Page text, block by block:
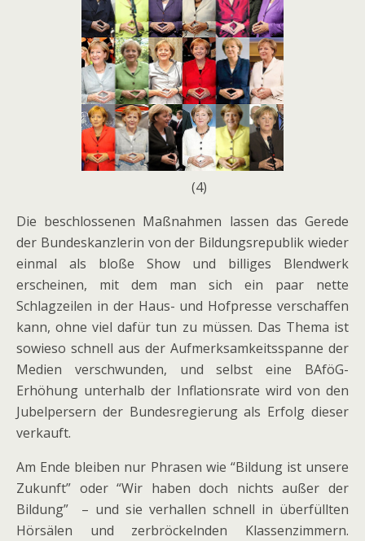
(4)
Die beschlossenen Maßnahmen lassen das Gerede
der Bundeskanzlerin von der Bildungsrepublik wieder
einmal als bloße Show und billiges Blendwerk
erscheinen, mit dem man sich ein paar nette
Schlagzeilen in der Haus- und Hofpresse verschaffen
kann, ohne viel dafür tun zu müssen. Das Thema ist
sowieso schnell aus der Aufmerksamkeitsspanne der
Medien verschwunden, und selbst eine BAföG-
Erhöhung unterhalb der Inflationsrate wird von den
Jubelpersern der Bundesregierung als Erfolg dieser
verkauft.
Am Ende bleiben nur Phrasen wie “Bildung ist unsere
Zukunft” oder “Wir haben doch nichts außer der
Bildung” – und sie verhallen schnell in überfüllten
Hörsälen und zerbröckelnden Klassenzimmern.